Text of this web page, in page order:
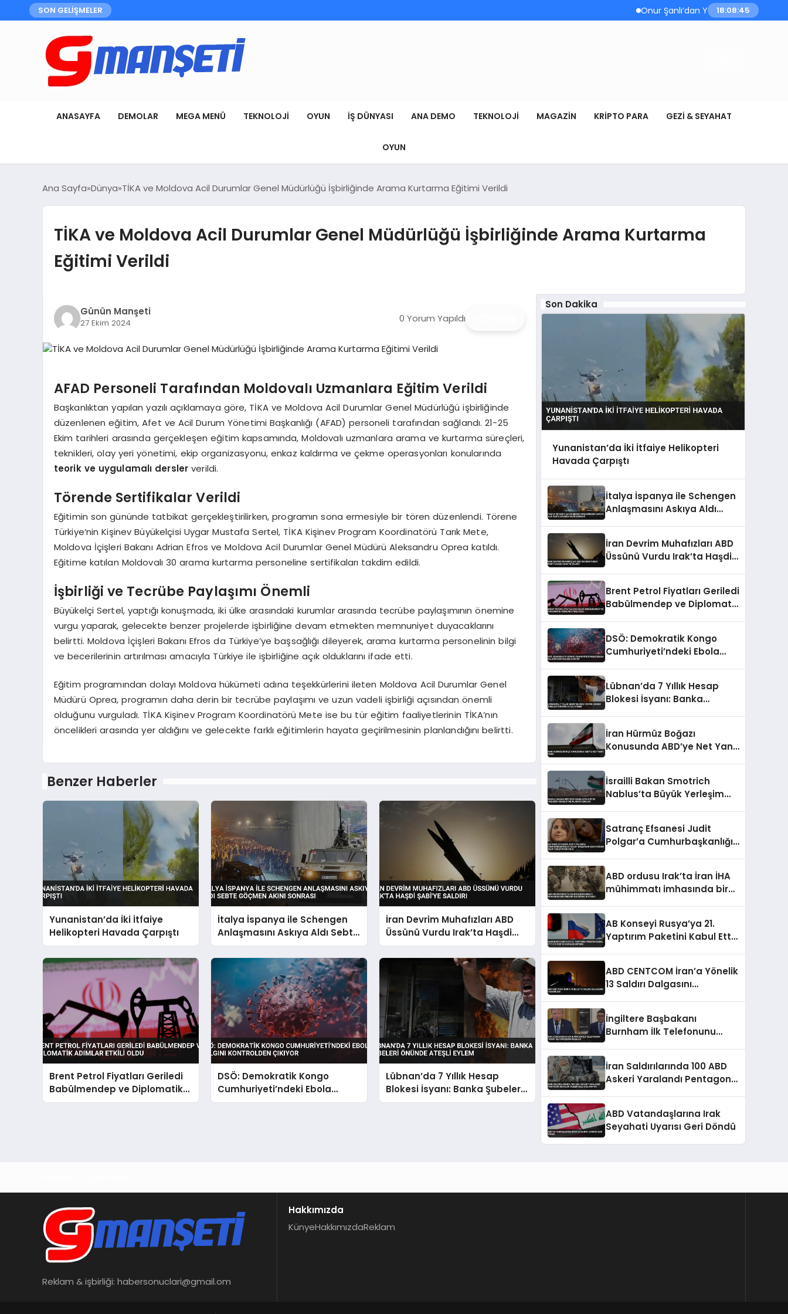
SON GELİŞMELER Onur Şanlı’dan Yazın Yeni Hiti: Kartallar
18:08:46
ANASAYFA DEMOLAR MEGA MENÜ TEKNOLOJI OYUN İŞ DÜNYASI ANA DEMO TEKNOLOJI MAGAZIN KRIPTO PARA GEZI & SEYAHAT
OYUN
Ana Sayfa Dünya TİKA ve Moldova Acil Durumlar Genel Müdürlüğü İşbirliğinde Arama Kurtarma Eğitimi Verildi
TİKA ve Moldova Acil Durumlar Genel Müdürlüğü İşbirliğinde Arama Kurtarma
Eğitimi Verildi
Günün Manşeti
27 Ekim 2024 0 Yorum Yapıldı
AFAD Personeli Tarafından Moldovalı Uzmanlara Eğitim Verildi
Başkanlıktan yapılan yazılı açıklamaya göre, TİKA ve Moldova Acil Durumlar Genel Müdürlüğü işbirliğinde
düzenlenen eğitim, Afet ve Acil Durum Yönetimi Başkanlığı (AFAD) personeli tarafından sağlandı. 21-25
Ekim tarihleri arasında gerçekleşen eğitim kapsamında, Moldovalı uzmanlara arama ve kurtarma süreçleri,
teknikleri, olay yeri yönetimi, ekip organizasyonu, enkaz kaldırma ve çekme operasyonları konularında
teorik ve uygulamalı dersler verildi.
Törende Sertifikalar Verildi
Eğitimin son gününde tatbikat gerçekleştirilirken, programın sona ermesiyle bir tören düzenlendi. Törene
Türkiye’nin Kişinev Büyükelçisi Uygar Mustafa Sertel, TİKA Kişinev Program Koordinatörü Tarık Mete,
Moldova İçişleri Bakanı Adrian Efros ve Moldova Acil Durumlar Genel Müdürü Aleksandru Oprea katıldı.
Eğitime katılan Moldovalı 30 arama kurtarma personeline sertifikaları takdim edildi.
İşbirliği ve Tecrübe Paylaşımı Önemli
Büyükelçi Sertel, yaptığı konuşmada, iki ülke arasındaki kurumlar arasında tecrübe paylaşımının önemine
vurgu yaparak, gelecekte benzer projelerde işbirliğine devam etmekten memnuniyet duyacaklarını
belirtti. Moldova İçişleri Bakanı Efros da Türkiye’ye başsağlığı dileyerek, arama kurtarma personelinin bilgi
ve becerilerinin artırılması amacıyla Türkiye ile işbirliğine açık olduklarını ifade etti.
Eğitim programından dolayı Moldova hükümeti adına teşekkürlerini ileten Moldova Acil Durumlar Genel
Müdürü Oprea, programın daha derin bir tecrübe paylaşımı ve uzun vadeli işbirliği açısından önemli
olduğunu vurguladı. TİKA Kişinev Program Koordinatörü Mete ise bu tür eğitim faaliyetlerinin TİKA’nın
öncelikleri arasında yer aldığını ve gelecekte farklı eğitimlerin hayata geçirilmesinin planlandığını belirtti.
Benzer Haberler
Yunanistan’da İki İtfaiye
Helikopteri Havada Çarpıştı
İtalya İspanya ile Schengen
Anlaşmasını Askıya Aldı Sebte
Göçmen Akını Sonrası
İran Devrim Muhafızları ABD
Üssünü Vurdu Irak’ta Haşdi
Şabi’ye Saldırı
Brent Petrol Fiyatları Geriledi
Babülmendep ve Diplomatik
Adımlar Etkili Oldu
DSÖ: Demokratik Kongo
Cumhuriyeti’ndeki Ebola
Salgını Kontrolden Çıkıyor
Lübnan’da 7 Yıllık Hesap
Blokesi İsyanı: Banka Şubeleri
Önünde Ateşli Eylem
Son Dakika
Yunanistan’da İki İtfaiye Helikopteri
Havada Çarpıştı
İtalya İspanya ile Schengen
Anlaşmasını Askıya Aldı
İran Devrim Muhafızları ABD
Üssünü Vurdu Irak’ta Haşdi
Brent Petrol Fiyatları Geriledi
Babülmendep ve Diplomatik
DSÖ: Demokratik Kongo
Cumhuriyeti’ndeki Ebola
Lübnan’da 7 Yıllık Hesap
Blokesi İsyanı: Banka
İran Hürmüz Boğazı
Konusunda ABD’ye Net Yanıt
İsrailli Bakan Smotrich
Nablus’ta Büyük Yerleşim
Satranç Efsanesi Judit
Polgar’a Cumhurbaşkanlığı
Reddedildi
ABD ordusu Irak’ta İran İHA
mühimmatı imhasında bir
AB Konseyi Rusya’ya 21.
Yaptırım Paketini Kabul Etti
ABD CENTCOM İran’a Yönelik
13 Saldırı Dalgasını
İngiltere Başbakanı
Burnham İlk Telefonunu
İran Saldırılarında 100 ABD
Askeri Yaralandı Pentagon
ABD Vatandaşlarına Irak
Seyahati Uyarısı Geri Döndü
Reklam & işbirliği: habersonuclari@gmail.om
Hakkımızda
KünyeHakkımızdaReklam